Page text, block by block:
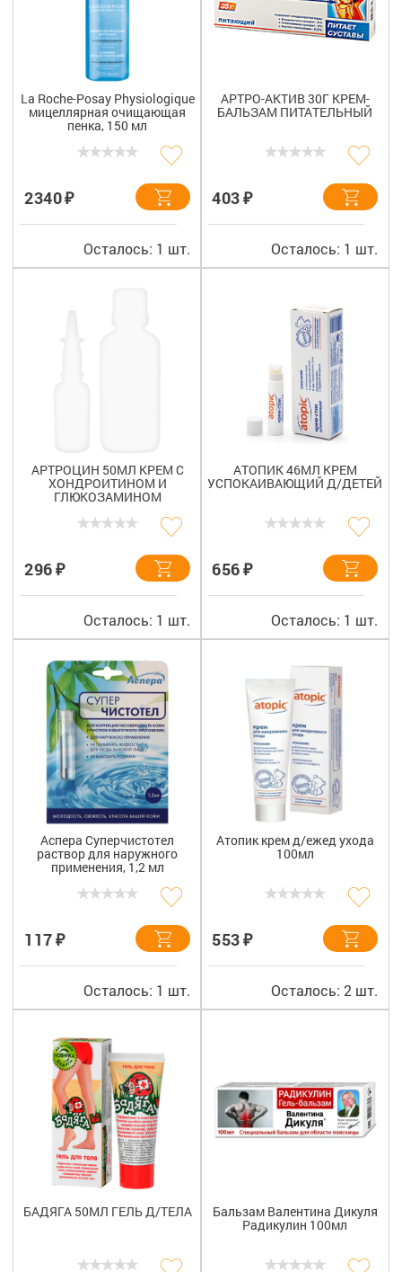
La Roche-Posay Physiologique
мицеллярная очищающая
пенка, 150 мл
2340₽
Осталось: 1 шт.
АРТРО-АКТИВ 30Г КРЕМ-
БАЛЬЗАМ ПИТАТЕЛЬНЫЙ
403₽
Осталось: 1 шт.
АРТРОЦИН 50МЛ КРЕМ С
ХОНДРОИТИНОМ И
ГЛЮКОЗАМИНОМ
296₽
Осталось: 1 шт.
АТОПИК 46МЛ КРЕМ
УСПОКАИВАЮЩИЙ Д/ДЕТЕЙ
656₽
Осталось: 1 шт.
Аспера Суперчистотел
раствор для наружного
применения, 1,2 мл
117₽
Осталось: 1 шт.
Атопик крем д/ежед ухода
100мл
553₽
Осталось: 2 шт.
БАДЯГА 50МЛ ГЕЛЬ Д/ТЕЛА Бальзам Валентина Дикуля
Радикулин 100мл